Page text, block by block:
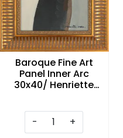
Baroque Fine Art
Panel Inner Arc
30x40/ Henriette
-
+